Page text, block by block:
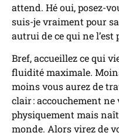
attend. Hé oui, posez-
suis-je vraiment pour
autrui de ce qui ne l’est
Bref, accueillez ce qui
fluidité maximale.
moins vous aurez de
clair : accouchement
physiquement mais
monde. Alors virez de